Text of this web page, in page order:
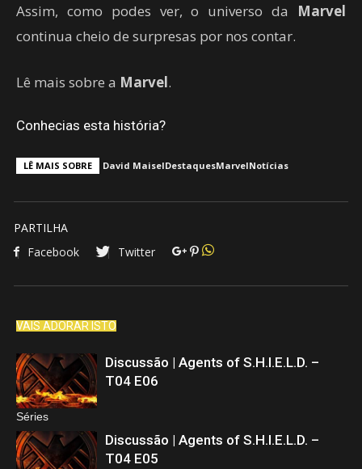
Assim, como podes ver, o universo da Marvel
continua cheio de surpresas por nos contar.
Lê mais sobre a Marvel.
Conhecias esta história?
LÊ MAIS SOBRE David MaiselDestaquesMarvelNotícias
PARTILHA
Facebook
Twitter
VAIS ADORAR ISTO
Séries
Discussão | Agents of S.H.I.E.L.D. –
T04 E06
Discussão | Agents of S.H.I.E.L.D. –
T04 E05